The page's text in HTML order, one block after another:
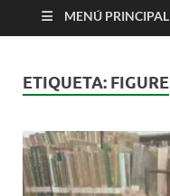
MENÚ PRINCIPAL
ETIQUETA: FIGURE